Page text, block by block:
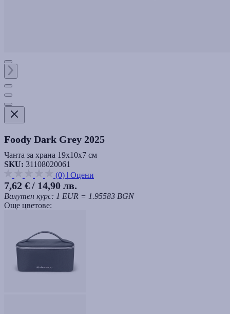
Foody Dark Grey 2025
Чанта за храна 19x10x7 см
SKU: 31108020061
(0) | Оцени
7,62 €/ 14,90 лв.
Валутен курс: 1 EUR = 1.95583 BGN
Още цветове: